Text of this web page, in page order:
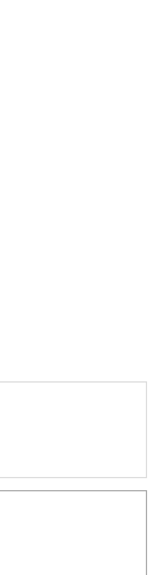
する記事を、日々
すく発信していま